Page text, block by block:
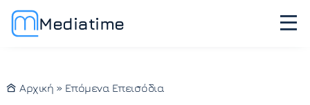
Mediatime
Αρχική » Επόμενα Επεισόδια